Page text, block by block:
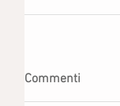
Commenti